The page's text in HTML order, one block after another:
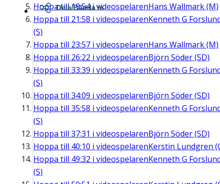
Hoppa till19:54i videospelarenHans Wallmark (M)
Hoppa till 21:58 i videospelarenKenneth G
(S)
Hoppa till 23:57 i videospelarenHans Wallmark (M)
Hoppa till 26:22 i videospelarenBjörn Söder (SD)
Hoppa till 33:39 i videospelarenKenneth G
(S)
Hoppa till 34:09 i videospelarenBjörn Söder (SD)
Hoppa till 35:58 i videospelarenKenneth G
(S)
Hoppa till 37:31 i videospelarenBjörn Söder (SD)
Hoppa till 40:10 i videospelarenKerstin Lundgren
Hoppa till 49:32 i videospelarenKenneth G
(S)
Dela/Bädda in